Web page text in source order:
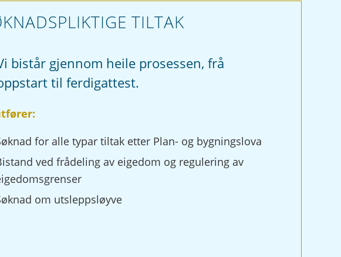
TILTAK
bistår gjennom heile prosessen, frå
til ferdigattest.
for alle typar tiltak etter Plan- og bygningslova
ved frådeling av eigedom og regulering av
om utsleppsløyve